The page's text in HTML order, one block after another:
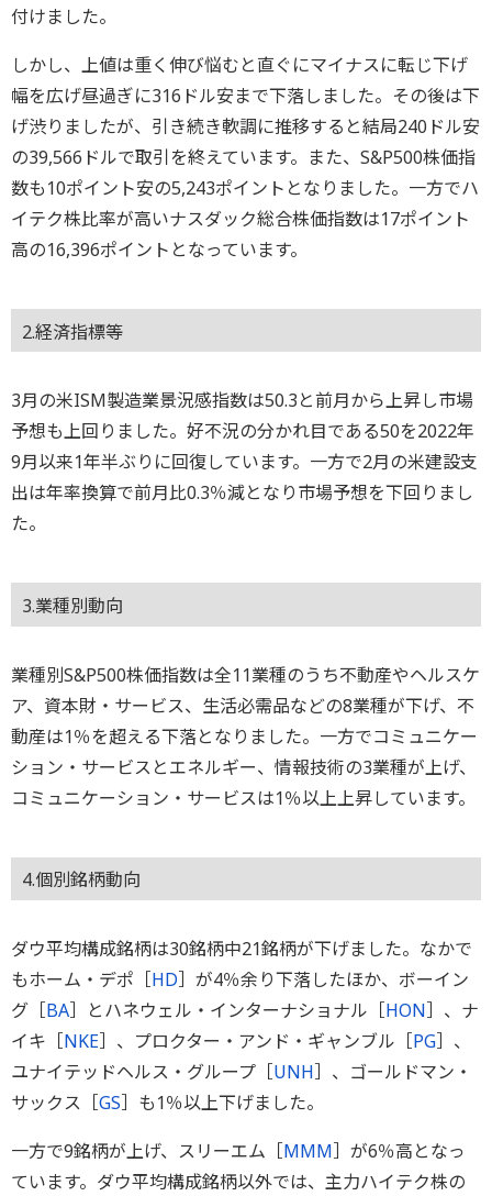
付けました。
しかし、上値は重く伸び悩むと直ぐにマイナスに転じ下げ
幅を広げ昼過ぎに316ドル安まで下落しました。その後は下
げ渋りましたが、引き続き軟調に推移すると結局240ドル安
の39,566ドルで取引を終えています。また、S&P500株価指
数も10ポイント安の5,243ポイントとなりました。一方でハ
イテク株比率が高いナスダック総合株価指数は17ポイント
高の16,396ポイントとなっています。
2.経済指標等
3月の米ISM製造業景況感指数は50.3と前月から上昇し市場
予想も上回りました。好不況の分かれ目である50を2022年
9月以来1年半ぶりに回復しています。一方で2月の米建設支
出は年率換算で前月比0.3％減となり市場予想を下回りまし
た。
3.業種別動向
業種別S&P500株価指数は全11業種のうち不動産やヘルスケ
ア、資本財・サービス、生活必需品などの8業種が下げ、不
動産は1％を超える下落となりました。一方でコミュニケー
ション・サービスとエネルギー、情報技術の3業種が上げ、
コミュニケーション・サービスは1％以上上昇しています。
4.個別銘柄動向
ダウ平均構成銘柄は30銘柄中21銘柄が下げました。なかで
もホーム・デポ［HD］が4％余り下落したほか、ボーイン
グ［BA］とハネウェル・インターナショナル［HON］、ナ
イキ［NKE］、プロクター・アンド・ギャンブル［PG］、
ユナイテッドヘルス・グループ［UNH］、ゴールドマン・
サックス［GS］も1％以上下げました。
一方で9銘柄が上げ、スリーエム［MMM］が6％高となっ
ています。ダウ平均構成銘柄以外では、主力ハイテク株の